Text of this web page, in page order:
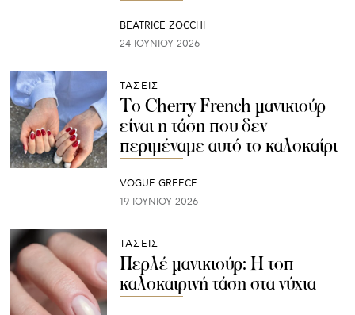
BEATRICE ZOCCHI
24 ΙΟΥΝΊΟΥ 2026
ΤΑΣΕΙΣ
Το Cherry French μανικιούρ
είναι η τάση που δεν
περιμέναμε αυτό το καλοκαίρι
VOGUE GREECE
19 ΙΟΥΝΊΟΥ 2026
ΤΑΣΕΙΣ
Περλέ μανικιούρ: Η τοπ
καλοκαιρινή τάση στα νύχια